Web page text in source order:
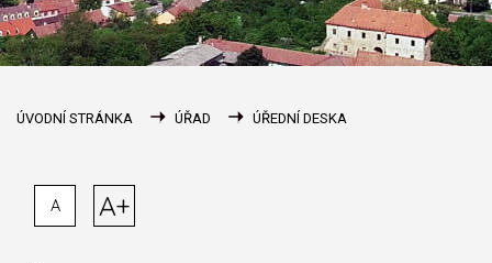
ÚVODNÍ STRÁNKA ÚŘAD ÚŘEDNÍ DESKA
A A+